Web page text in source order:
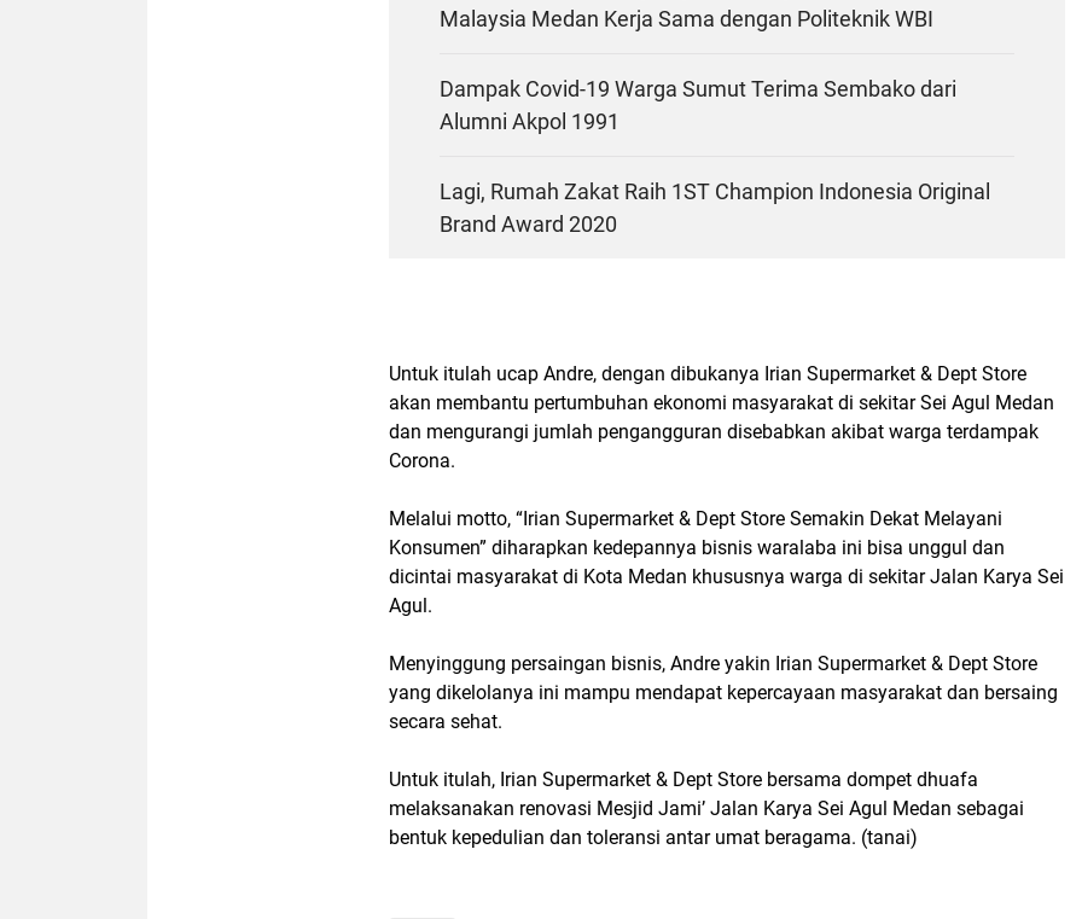
Malaysia Medan Kerja Sama dengan Politeknik WBI
Dampak Covid-19 Warga Sumut Terima Sembako dari
Alumni Akpol 1991
Lagi, Rumah Zakat Raih 1ST Champion Indonesia Original
Brand Award 2020
Untuk itulah ucap Andre, dengan dibukanya Irian Supermarket & Dept Store
akan membantu pertumbuhan ekonomi masyarakat di sekitar Sei Agul Medan
dan mengurangi jumlah pengangguran disebabkan akibat warga terdampak
Corona.
Melalui motto, “Irian Supermarket & Dept Store Semakin Dekat Melayani
Konsumen” diharapkan kedepannya bisnis waralaba ini bisa unggul dan
dicintai masyarakat di Kota Medan khususnya warga di sekitar Jalan Karya Sei
Agul.
Menyinggung persaingan bisnis, Andre yakin Irian Supermarket & Dept Store
yang dikelolanya ini mampu mendapat kepercayaan masyarakat dan bersaing
secara sehat.
Untuk itulah, Irian Supermarket & Dept Store bersama dompet dhuafa
melaksanakan renovasi Mesjid Jami’ Jalan Karya Sei Agul Medan sebagai
bentuk kepedulian dan toleransi antar umat beragama. (tanai)